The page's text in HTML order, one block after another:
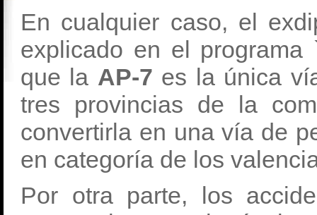
En cualquier caso, el
explicado en el
que la AP-7 es la única
tres provincias de la
convertirla en una vía de
en categoría de los
Por otra parte, los